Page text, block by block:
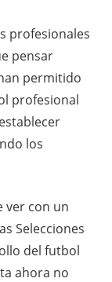
profesionales
pensar
permitido
profesional
los
ver con un
Selecciones
del futbol
ahora no